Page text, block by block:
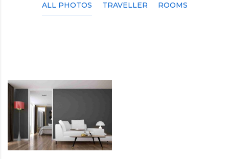
ALL PHOTOS TRAVELLER ROOMS